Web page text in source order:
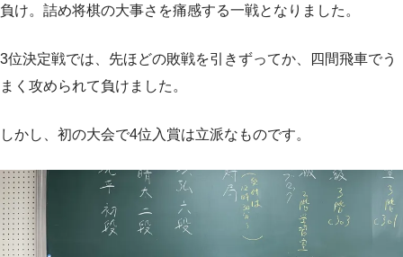
負け。詰め将棋の大事さを痛感する一戦となりました。
3位決定戦では、先ほどの敗戦を引きずってか、四間飛車でう
まく攻められて負けました。
しかし、初の大会で4位入賞は立派なものです。